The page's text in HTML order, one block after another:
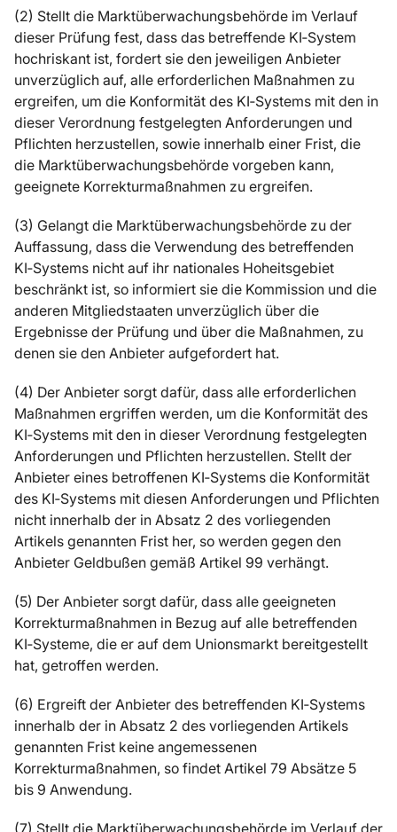
(2) Stellt die Marktüberwachungsbehörde im Verlauf
dieser Prüfung fest, dass das betreffende KI‑System
hochriskant ist, fordert sie den jeweiligen Anbieter
unverzüglich auf, alle erforderlichen Maßnahmen zu
ergreifen, um die Konformität des KI‑Systems mit den in
dieser Verordnung festgelegten Anforderungen und
Pflichten herzustellen, sowie innerhalb einer Frist, die
die Marktüberwachungsbehörde vorgeben kann,
geeignete Korrekturmaßnahmen zu ergreifen.
(3) Gelangt die Marktüberwachungsbehörde zu der
Auffassung, dass die Verwendung des betreffenden
KI‑Systems nicht auf ihr nationales Hoheitsgebiet
beschränkt ist, so informiert sie die Kommission und die
anderen Mitgliedstaaten unverzüglich über die
Ergebnisse der Prüfung und über die Maßnahmen, zu
denen sie den Anbieter aufgefordert hat.
(4) Der Anbieter sorgt dafür, dass alle erforderlichen
Maßnahmen ergriffen werden, um die Konformität des
KI‑Systems mit den in dieser Verordnung festgelegten
Anforderungen und Pflichten herzustellen. Stellt der
Anbieter eines betroffenen KI‑Systems die Konformität
des KI‑Systems mit diesen Anforderungen und Pflichten
nicht innerhalb der in Absatz 2 des vorliegenden
Artikels genannten Frist her, so werden gegen den
Anbieter Geldbußen gemäß Artikel 99 verhängt.
(5) Der Anbieter sorgt dafür, dass alle geeigneten
Korrekturmaßnahmen in Bezug auf alle betreffenden
KI‑Systeme, die er auf dem Unionsmarkt bereitgestellt
hat, getroffen werden.
(6) Ergreift der Anbieter des betreffenden KI‑Systems
innerhalb der in Absatz 2 des vorliegenden Artikels
genannten Frist keine angemessenen
Korrekturmaßnahmen, so findet Artikel 79 Absätze 5
bis 9 Anwendung.
(7) Stellt die Marktüberwachungsbehörde im Verlauf der